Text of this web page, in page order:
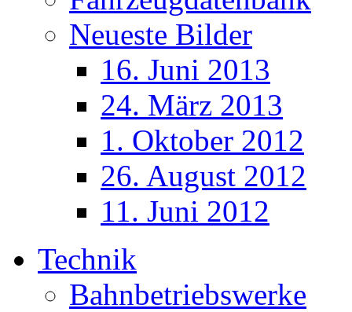
Neueste Bilder
16. Juni 2013
24. März 2013
1. Oktober 2012
26. August 2012
11. Juni 2012
Technik
Bahnbetriebswerke